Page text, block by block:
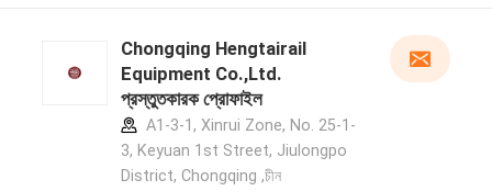
Chongqing Hengtairail
Equipment Co.,Ltd.
প্রস্তুতকারক প্রোফাইল
A1-3-1, Xinrui Zone, No. 25-1-
3, Keyuan 1st Street, Jiulongpo
District, Chongqing ,চীন